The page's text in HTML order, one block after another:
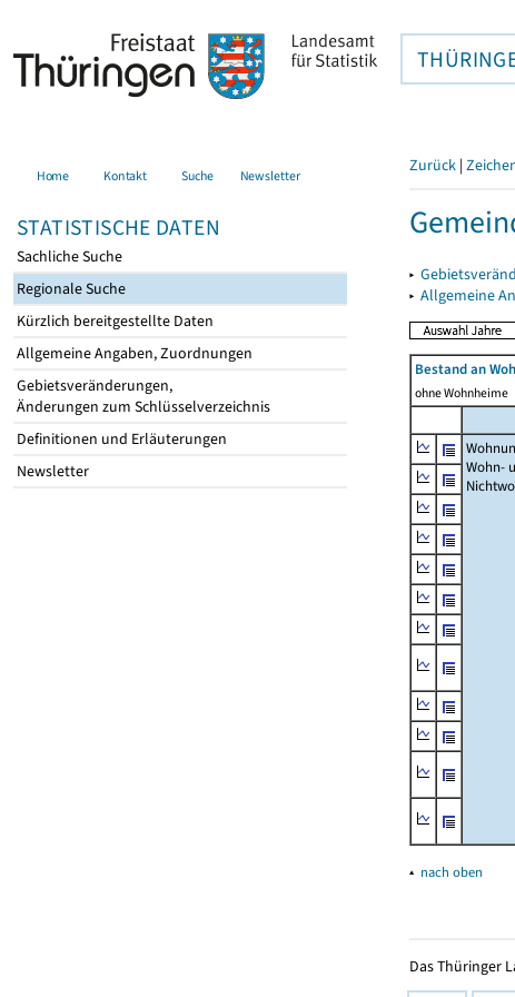
Home Kontakt Suche Newsletter
STATISTISCHE DATEN
Sachliche Suche
Regionale Suche
Kürzlich bereitgestellte Daten
Allgemeine Angaben, Zuordnungen
Gebietsveränderungen,
Änderungen zum Schlüsselverzeichnis
Definitionen und Erläuterungen
Newsletter
Zurück |
▸
▸ Allgemeine
Bestand an
ohne Wohnheime
Wohn-
▴ nach oben
Das Thüringer